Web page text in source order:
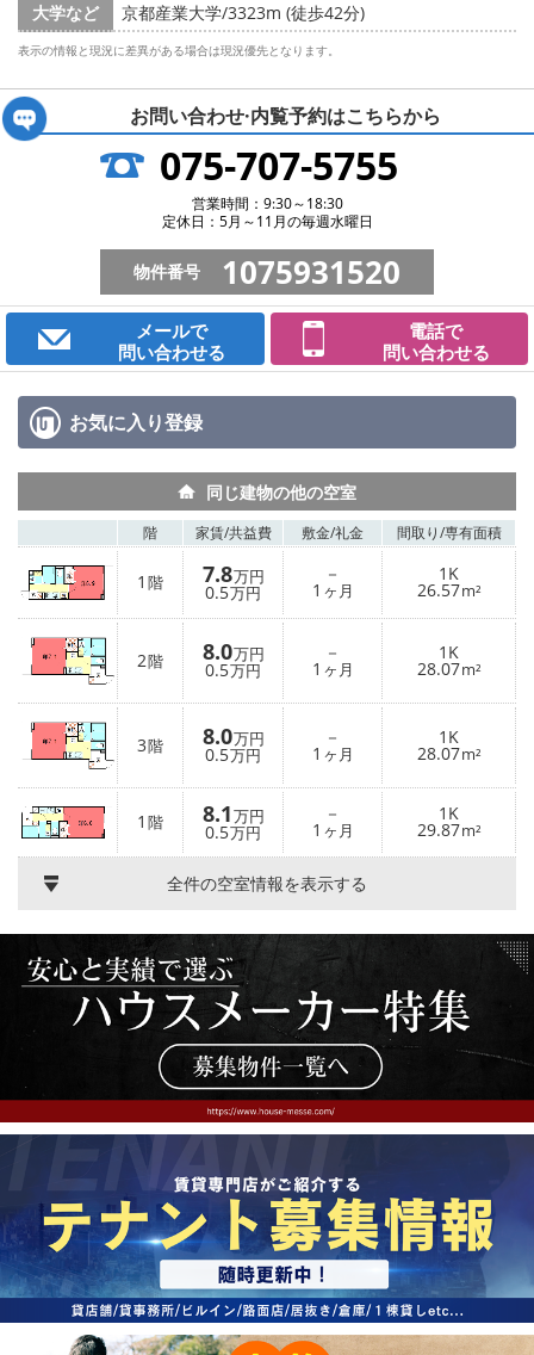
大学など
京都産業大学/3323m (徒歩42分)
表示の情報と現況に差異がある場合は現況優先となります。
お問い合わせ·内覧予約はこちらから
075-707-5755
営業時間：9:30～18:30
定休日：5月～11月の毎週水曜日
物件番号 1075931520
メールで
問い合わせる
電話で
問い合わせる
お気に入り登録
同じ建物の他の空室
階 家賃/共益費 敷金/礼金 間取り/専有面積
1 階 7.8万円
0.5万円
－
1 ヶ月
1K
26.57m²
2階 8.0万円
0.5万円
－
1 ヶ月
1K
28.07m²
3階 8.0万円
0.5万円
－
1 ヶ月
1K
28.07m²
1 階 8.1万円
0.5万円
－
1 ヶ月
1K
29.87m²
全件の空室情報を表示する